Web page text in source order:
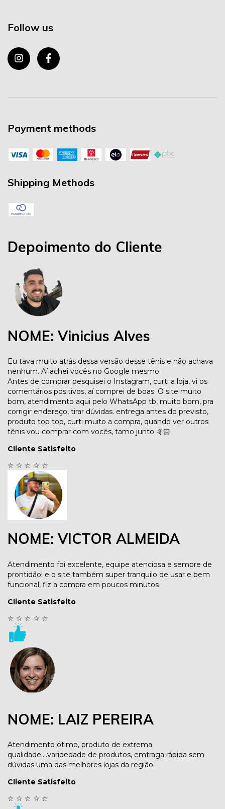
Follow us
Payment methods
Shipping Methods
Depoimento do Cliente
NOME: Vinicius Alves
Eu tava muito atrás dessa versão desse tênis e não achava
nenhum. Aí achei vocês no Google mesmo.
Antes de comprar pesquisei o Instagram, curti a loja, vi os
comentários positivos, aí comprei de boas. O site muito
bom, atendimento aqui pelo WhatsApp tb, muito bom, pra
corrigir endereço, tirar dúvidas. entrega antes do previsto,
produto top top, curti muito a compra, quando ver outros
tênis vou comprar com vocês, tamo junto 🤙🏻
Cliente Satisfeito
☆ ☆ ☆ ☆ ☆
NOME: VICTOR ALMEIDA
Atendimento foi excelente, equipe atenciosa e sempre de
prontidão! e o site também super tranquilo de usar e bem
funcional, fiz a compra em poucos minutos
Cliente Satisfeito
☆ ☆ ☆ ☆ ☆
NOME: LAIZ PEREIRA
Atendimento ótimo, produto de extrema
qualidade....varidedade de produtos, emtraga rápida sem
dúvidas uma das melhores lojas da região.
Cliente Satisfeito
☆ ☆ ☆ ☆ ☆